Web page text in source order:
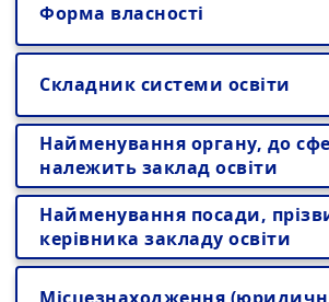
Форма власності
Складник системи освіти
Найменування органу, до
належить заклад освіти
Найменування посади,
керівника закладу освіти